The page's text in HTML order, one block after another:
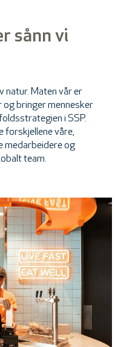
sånn vi
natur. Maten vår er
og bringer mennesker
i SSP.
forskjellene våre,
medarbeidere og
team.